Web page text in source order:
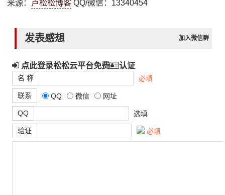
来源： 卢松松博客 QQ/微信：13340454
发表感想 加入微信群
点此登录松松云平台免费 认证
名 称 必填
联系 QQ 微信 网址
QQ 选填
验证 必填